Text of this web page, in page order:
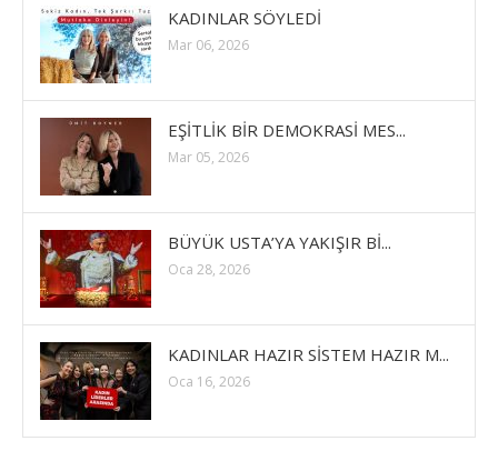
KADINLAR SÖYLEDİ
Mar 06, 2026
EŞİTLİK BİR DEMOKRASİ MES...
Mar 05, 2026
BÜYÜK USTA’YA YAKIŞIR Bİ...
Oca 28, 2026
KADINLAR HAZIR SİSTEM HAZIR M...
Oca 16, 2026